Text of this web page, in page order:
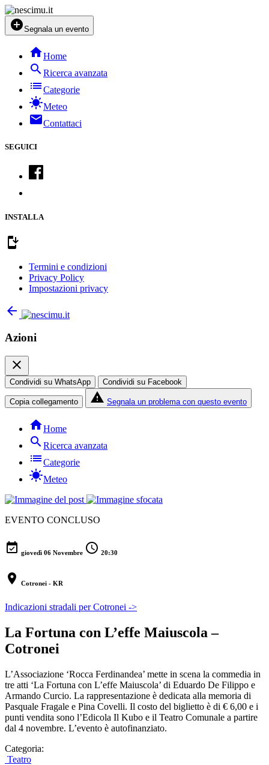
add_circleSegnala un evento
homeHome
searchRicerca avanzata
listCategorie
sunnyMeteo
mailContattaci
SEGUICI
INSTALLA
install_mobile
Termini e condizioni
Privacy Policy
Impostazioni privacy
arrow_back
Azioni
close
Condividi su WhatsApp Condividi su Facebook
Copia collegamento report_problem Segnala un problema con questo evento
homeHome
searchRicerca avanzata
listCategorie
sunnyMeteo
EVENTO CONCLUSO
event_available giovedì 06 Novembre schedule 20:30
location_on Cotronei - KR
Indicazioni stradali per Cotronei ->
La Fortuna con L’effe Maiuscola –
Cotronei
L’Associazione ‘Rocca Ferdinandea’ mette in scena la commedia in
tre atti ‘La Fortuna con L’effe Maiuscola’ di Eduardo De Filippo e
Armando Curcio. La rappresentazione è dedicata alla memoria di
Pasquale Fragale e Pina Covelli. Il costo del biglietto è di € 6,00 e i
punti vendita sono l’Edicola Il Kubo e il Teatro Comunale a partire
dal 4 novembre. L’evento è autofinanziato.
Categoria:
Teatro